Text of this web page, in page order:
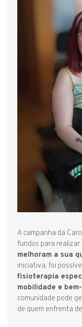
A campanha da
fundos para realizar
melhoram a sua
iniciativa, foi
fisioterapia
mobilidade e
comunidade pode
de quem enfrenta